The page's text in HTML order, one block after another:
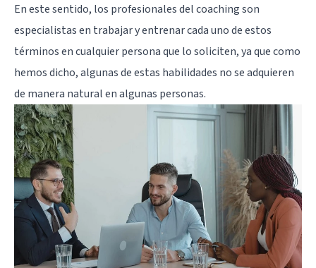
En este sentido, los profesionales del coaching son
especialistas en trabajar y entrenar cada uno de estos
términos en cualquier persona que lo soliciten, ya que como
hemos dicho, algunas de estas habilidades no se adquieren
de manera natural en algunas personas.